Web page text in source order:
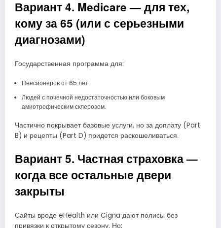
Вариант 4. Medicare — для тех,
кому за 65 (или с серьезными
диагнозами)
Государственная программа для:
Пенсионеров от 65 лет.
Людей с почечной недостаточностью или боковым
амиотрофическим склерозом.
Частично покрывает базовые услуги, но за доплату (Part
B) и рецепты (Part D) придется раскошеливаться.
Вариант 5. Частная страховка —
когда все остальные двери
закрыты
Сайты вроде eHealth или Cigna дают полисы без
привязки к открытому сезону. Но: